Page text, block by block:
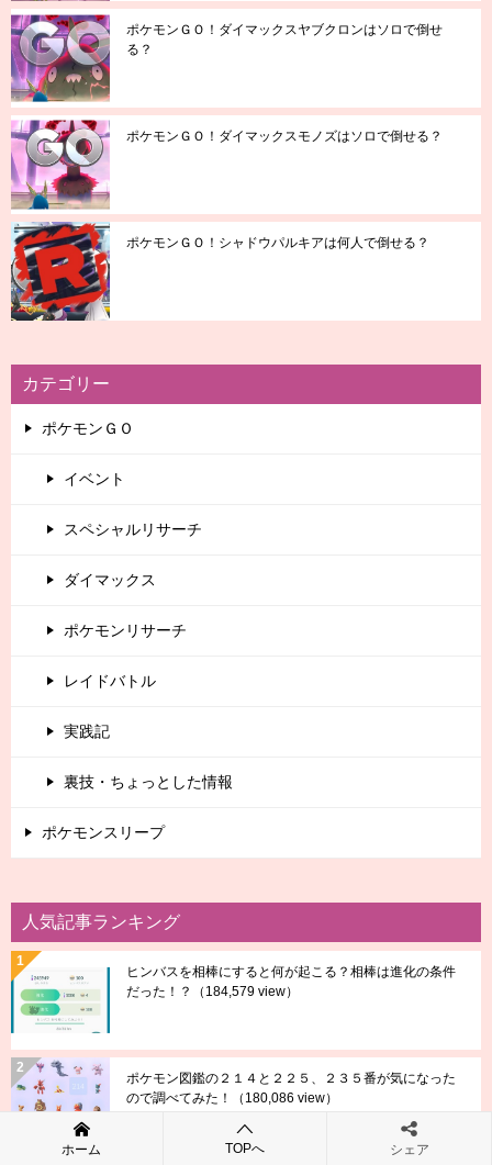
ポケモンＧＯ！ダイマックスヤブクロンはソロで倒せ
る？
ポケモンＧＯ！ダイマックスモノズはソロで倒せる？
ポケモンＧＯ！シャドウパルキアは何人で倒せる？
カテゴリー
ポケモンＧＯ
イベント
スペシャルリサーチ
ダイマックス
ポケモンリサーチ
レイドバトル
実践記
裏技・ちょっとした情報
ポケモンスリープ
人気記事ランキング
ヒンバスを相棒にすると何が起こる？相棒は進化の条件
だった！？
（184,579 view）
ポケモン図鑑の２１４と２２５、２３５番が気になった
ので調べてみた！
（180,086 view）
ホーム TOPへ シェア